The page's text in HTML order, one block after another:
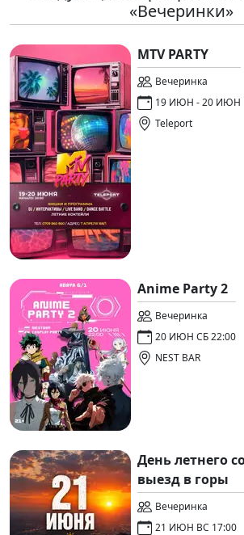
«Вечеринки»
MTV PARTY
Вечеринка
19 ИЮН - 20 ИЮН
Teleport
Anime Party 2
Вечеринка
20 ИЮН СБ 22:00
NEST BAR
День летнего
выезд в горы
Вечеринка
21 ИЮН ВС 17:00